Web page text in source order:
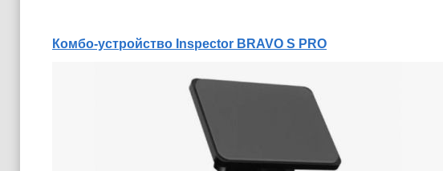
Комбо-устройство Inspector BRAVO S PRO